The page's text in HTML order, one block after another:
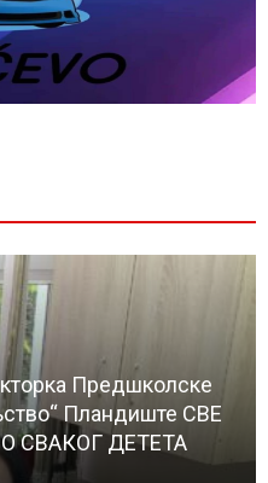
Предшколске
Пландиште СВЕ
СВАКОГ ДЕТЕТА